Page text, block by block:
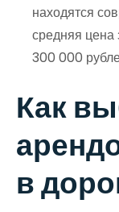
находятся
средняя цена
300 000
Как
в